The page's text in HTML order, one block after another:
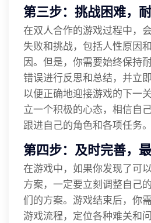
第三步：挑战困难，
在双人合作的游戏过程中，
失败和挑战，包括人性原因
因。但是，你需要始终保持
错误进行反思和总结，并立
以便正确地迎接游戏的下一
立一个积极的心态，相信自
跟进自己的角色和各项任务。
第四步：及时完善，
在游戏中，如果你发现了可
方案，一定要立刻调整自己
们的方案。游戏结束后，你
游戏流程，定位各种难关和